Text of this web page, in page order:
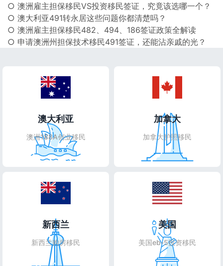
○ 澳洲雇主担保移民VS投资移民签证，究竟该选哪一个？
○ 澳大利亚491转永居这些问题你都清楚吗？
○ 澳洲雇主担保移民482、494、186签证政策全解读
○ 申请澳洲州担保技术移民491签证，还能沾亲戚的光？
澳大利亚
澳洲188A创业移民
加拿大
加拿大护照移民
新西兰
新西兰购房移民
美国
美国eb-5投资移民